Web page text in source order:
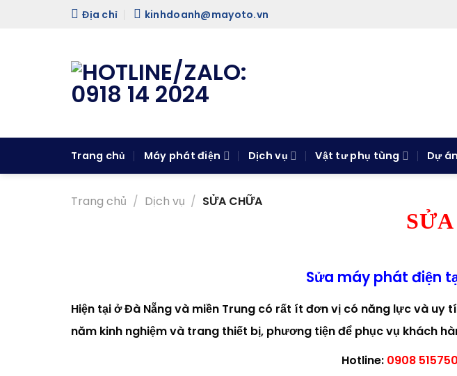
Địa chỉ kinhdoanh@mayoto.vn
Trang chủ Máy phát điện Dịch vụ Vật tư phụ tùng Dự
Trang chủ / Dịch vụ / SỬA CHỮA
Sửa máy phát điện
Hiện tại ở Đà Nẵng và miền Trung có rất ít đơn vị có năng lực và uy
năm kinh nghiệm và trang thiết bị, phương tiện để phục vụ khách
Hotline: 0908